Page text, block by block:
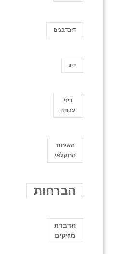
דובדבנים
דיג
דיני
עבודה
האיחוד
החקלאי
הברחות
הדברת
מזיקים